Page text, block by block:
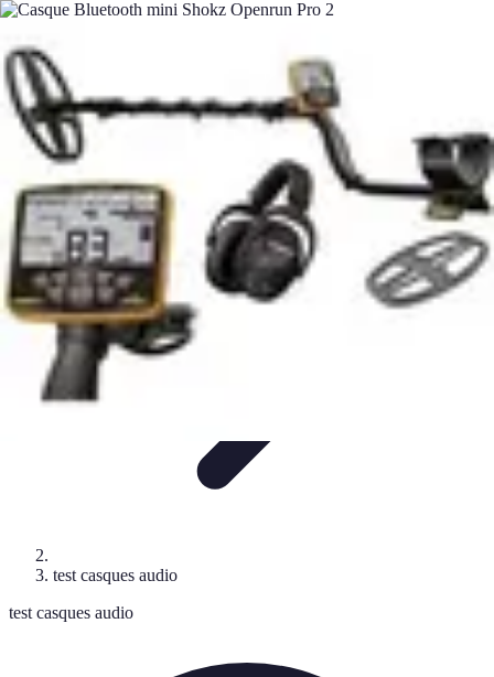
Test Casques Audio
relaxation
Test Casques Audio
test casques audio
test casques audio